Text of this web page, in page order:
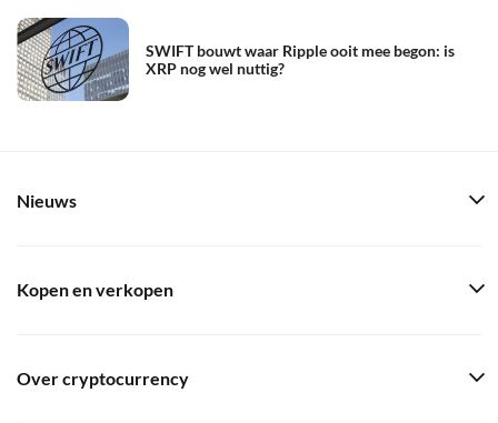
SWIFT bouwt waar Ripple ooit mee begon: is
XRP nog wel nuttig?
Nieuws
Kopen en verkopen
Over cryptocurrency